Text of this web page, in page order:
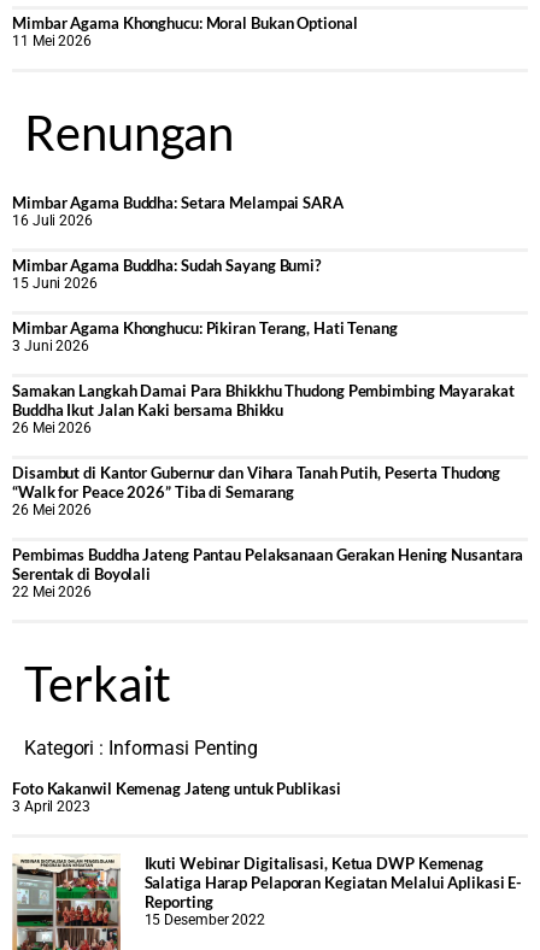
Mimbar Agama Khonghucu: Moral Bukan Optional
11 Mei 2026
Renungan
Mimbar Agama Buddha: Setara Melampai SARA
16 Juli 2026
Mimbar Agama Buddha: Sudah Sayang Bumi?
15 Juni 2026
Mimbar Agama Khonghucu: Pikiran Terang, Hati Tenang
3 Juni 2026
Samakan Langkah Damai Para Bhikkhu Thudong Pembimbing Mayarakat
Buddha Ikut Jalan Kaki bersama Bhikku
26 Mei 2026
Disambut di Kantor Gubernur dan Vihara Tanah Putih, Peserta Thudong
“Walk for Peace 2026” Tiba di Semarang
26 Mei 2026
‎Pembimas Buddha Jateng Pantau Pelaksanaan Gerakan Hening Nusantara
Serentak di Boyolali
22 Mei 2026
Terkait
Kategori : Informasi Penting
Foto Kakanwil Kemenag Jateng untuk Publikasi
3 April 2023
Ikuti Webinar Digitalisasi, Ketua DWP Kemenag
Salatiga Harap Pelaporan Kegiatan Melalui Aplikasi E-
Reporting
15 Desember 2022